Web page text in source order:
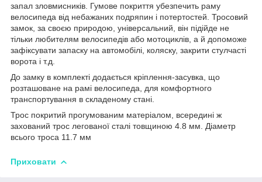
запал зловмисників. Гумове покриття убезпечить раму
велосипеда від небажаних подряпин і потертостей. Тросовий
замок, за своєю природою, універсальний, він підійде не
тільки любителям велосипедів або мотоциклів, а й допоможе
зафіксувати запаску на автомобілі, коляску, закрити стулчасті
ворота і т.д.
До замку в комплекті додається кріплення-засувка, що
розташоване на рамі велосипеда, для комфортного
транспортування в складеному стані.
Трос покритий прогумованим матеріалом, всередині ж
захований трос легованої сталі товщиною 4.8 мм. Діаметр
всього троса 11.7 мм
Приховати